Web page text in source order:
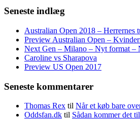
Seneste indlæg
Australian Open 2018 – Herrernes
Preview Australian Open –
Next Gen – Milano – Nyt format –
Caroline vs Sharapova
Preview US Open 2017
Seneste kommentarer
Thomas Rex til Når et køb bare
Oddsfan.dk til Sådan kommer det